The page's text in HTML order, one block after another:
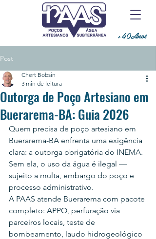
+40Anos
Post
Outorga de Poço Artesiano em
Buerarema-BA: Guia 2026
Chert Bobsin
3 min de leitura
Quem precisa de poço artesiano em
Buerarema-BA enfrenta uma exigência
clara: a outorga obrigatória do INEMA.
Sem ela, o uso da água é ilegal —
sujeito a multa, embargo do poço e
processo administrativo.
A PAAS atende Buerarema com pacote
completo: APPO, perfuração via
parceiros locais, teste de
bombeamento, laudo hidrogeológico